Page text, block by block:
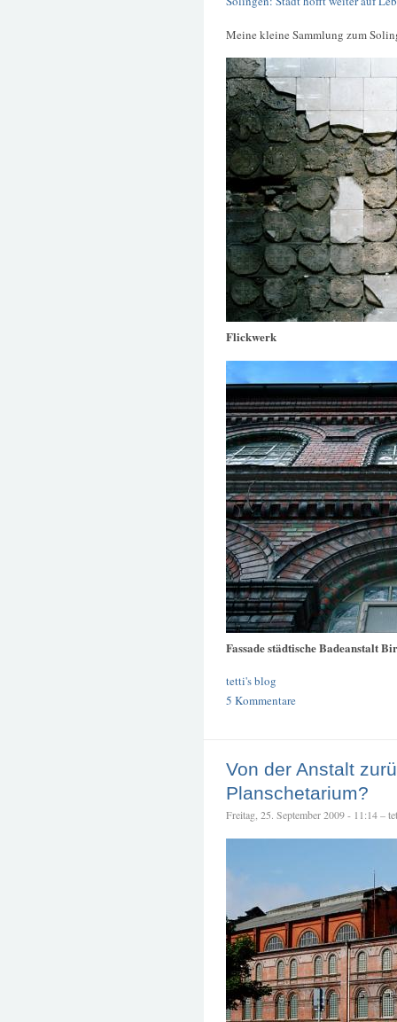
Meine kleine Sammlung zum
Flickwerk
Fassade städtische Badeanstalt
tetti's blog
5 Kommentare
Von der Anstalt
Planschetarium?
Freitag, 25. September 2009 - 11:14 –